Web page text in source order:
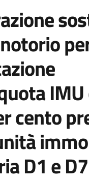
cento
D1 e D7